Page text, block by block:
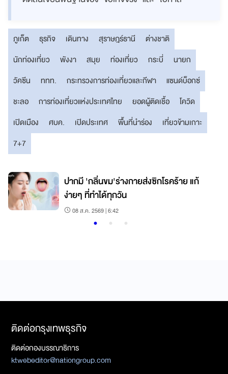
ภูเก็ต ธุรกิจ เดินทาง สุราษฎร์ธานี
ต่างชาติ
นักท่องเที่ยว
พังงา สมุย ท่องเที่ยว กระบี่
นายก
วัคซีน
ททท. กระทรวงการท่องเที่ยวและกีฬา
แซนด์บ็อกซ์
ชะลอ
การท่องเที่ยวแห่งประเทศไทย ยอดผู้ติดเชื้อ
โควิด
เปิดเมือง
ศบค. เปิดประเทศ พื้นที่นำร่อง
เที่ยวข้ามเกาะ
7+7
ปากมี 'กลิ่นขม'ร่างกายส่งซิกโรคร้าย แก้
ง่ายๆ ที่ทำได้ทุกวัน
08 ส.ค. 2569 | 6:42
ติดต่อกรุงเทพธุรกิจ
ติดต่อกองบรรณาธิการ
ktwebeditor@nationgroup.com